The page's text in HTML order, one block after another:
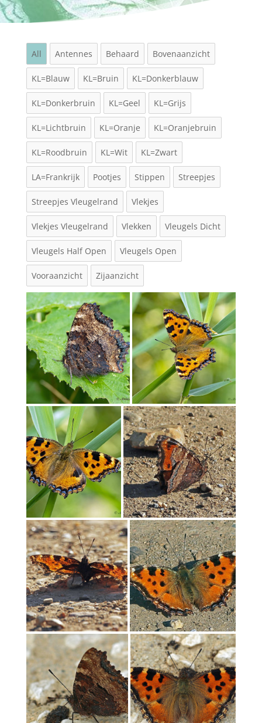
All Antennes Behaard Bovenaanzicht
KL=Blauw KL=Bruin KL=Donkerblauw
KL=Donkerbruin KL=Geel KL=Grijs
KL=Lichtbruin KL=Oranje KL=Oranjebruin
KL=Roodbruin KL=Wit KL=Zwart
LA=Frankrijk Pootjes Stippen Streepjes
Streepjes Vleugelrand Vlekjes
Vlekjes Vleugelrand Vlekken Vleugels Dicht
Vleugels Half Open Vleugels Open
Vooraanzicht Zijaanzicht